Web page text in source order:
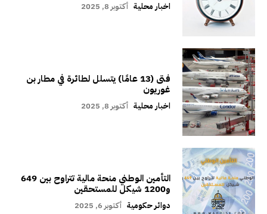
اخبار محلية أكتوبر 8, 2025
فتى (13 عامًا) يتسلل لطائرة في مطار بن
غوريون
اخبار محلية أكتوبر 8, 2025
التأمين الوطني منحة مالية تتراوح بين 649
و1200 شيكل للمستحقين
دوائر حكومية أكتوبر 6, 2025